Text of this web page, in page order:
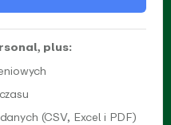
plus:
(CSV, Excel i PDF)